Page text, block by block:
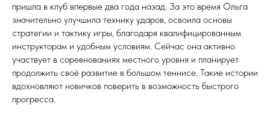
пришла в клуб впервые два года назад. За это время Ольга
значительно улучшила технику ударов, освоила основы
стратегии и тактику игры, благодаря квалифицированным
инструкторам и удобным условиям. Сейчас она активно
участвует в соревнованиях местного уровня и планирует
продолжить своё развитие в большом теннисе. Такие истории
вдохновляют новичков поверить в возможность быстрого
прогресса.